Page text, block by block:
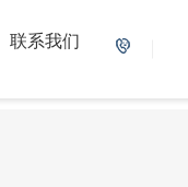
联系我们